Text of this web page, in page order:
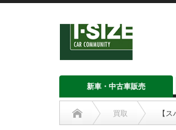
新車・中古車販売
買取 【